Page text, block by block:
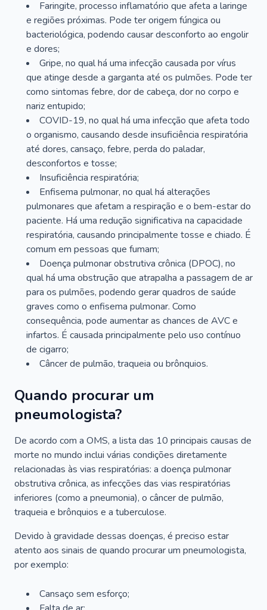
Faringite, processo inflamatório que afeta a laringe
e regiões próximas. Pode ter origem fúngica ou
bacteriológica, podendo causar desconforto ao engolir
e dores;
Gripe, no qual há uma infecção causada por vírus
que atinge desde a garganta até os pulmões. Pode ter
como sintomas febre, dor de cabeça, dor no corpo e
nariz entupido;
COVID-19, no qual há uma infecção que afeta todo
o organismo, causando desde insuficiência respiratória
até dores, cansaço, febre, perda do paladar,
desconfortos e tosse;
Insuficiência respiratória;
Enfisema pulmonar, no qual há alterações
pulmonares que afetam a respiração e o bem-estar do
paciente. Há uma redução significativa na capacidade
respiratória, causando principalmente tosse e chiado. É
comum em pessoas que fumam;
Doença pulmonar obstrutiva crônica (DPOC), no
qual há uma obstrução que atrapalha a passagem de ar
para os pulmões, podendo gerar quadros de saúde
graves como o enfisema pulmonar. Como
consequência, pode aumentar as chances de AVC e
infartos. É causada principalmente pelo uso contínuo
de cigarro;
Câncer de pulmão, traqueia ou brônquios.
Quando procurar um
pneumologista?
De acordo com a OMS, a lista das 10 principais causas de
morte no mundo inclui várias condições diretamente
relacionadas às vias respiratórias: a doença pulmonar
obstrutiva crônica, as infecções das vias respiratórias
inferiores (como a pneumonia), o câncer de pulmão,
traqueia e brônquios e a tuberculose.
Devido à gravidade dessas doenças, é preciso estar
atento aos sinais de quando procurar um pneumologista,
por exemplo:
Cansaço sem esforço;